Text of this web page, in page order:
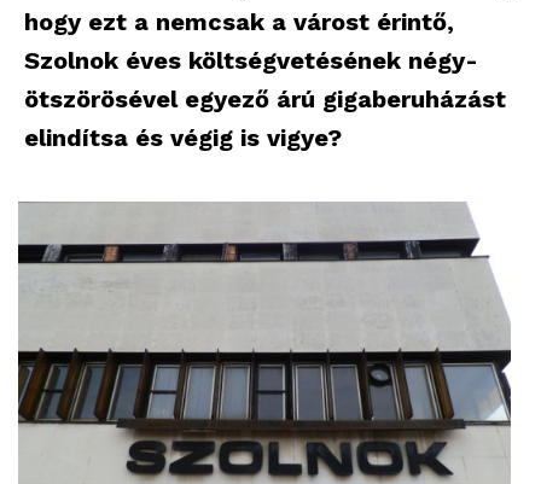
hogy ezt a nemcsak a várost érintő,
Szolnok éves költségvetésének négy-
ötszörösével egyező árú gigaberuházást
elindítsa és végig is vigye?